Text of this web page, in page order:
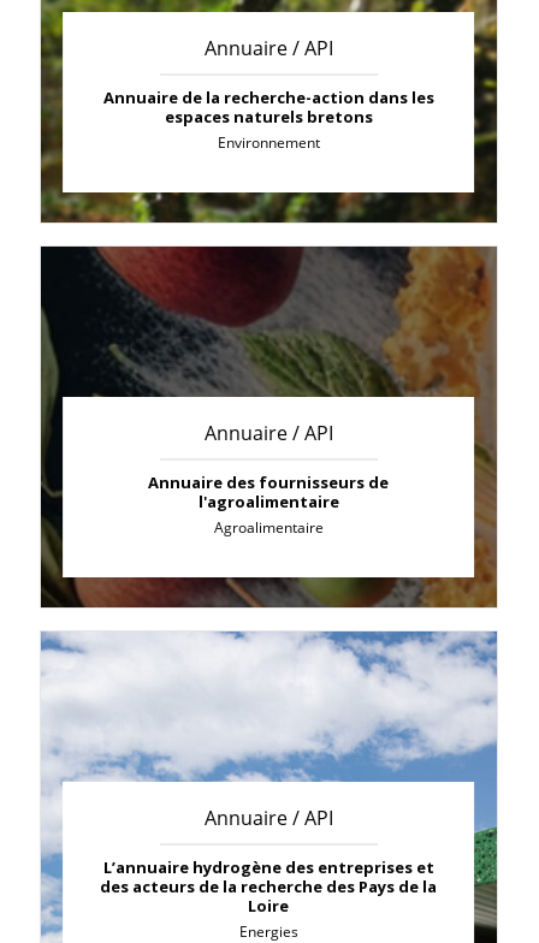
Annuaire / API
Annuaire de la recherche-action dans les
espaces naturels bretons
Environnement
Annuaire / API
Annuaire des fournisseurs de
l'agroalimentaire
Agroalimentaire
Annuaire / API
L’annuaire hydrogène des entreprises et
des acteurs de la recherche des Pays de la
Loire
Energies